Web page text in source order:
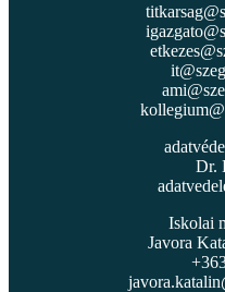
Dr.
Iskolai
Javora